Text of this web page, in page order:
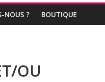
NOUS ? BOUTIQUE
OU